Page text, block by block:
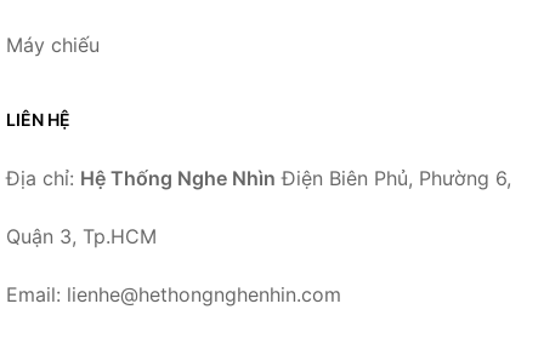
Máy chiếu
LIÊN HỆ
Địa chỉ: Hệ Thống Nghe Nhìn Điện Biên Phủ, Phường 6,
Quận 3, Tp.HCM
Email: lienhe@hethongnghenhin.com